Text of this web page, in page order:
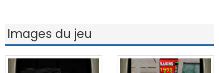
Images du jeu